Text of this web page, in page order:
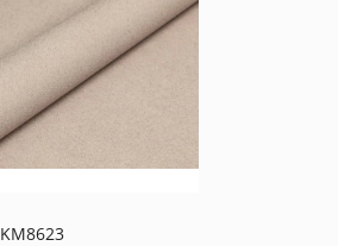
KM8623